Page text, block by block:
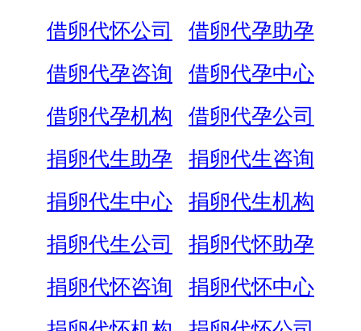
借卵代怀公司
借卵代孕助孕
借卵代孕咨询
借卵代孕中心
借卵代孕机构
借卵代孕公司
捐卵代生助孕
捐卵代生咨询
捐卵代生中心
捐卵代生机构
捐卵代生公司
捐卵代怀助孕
捐卵代怀咨询
捐卵代怀中心